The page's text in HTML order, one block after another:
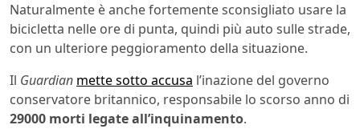
Naturalmente è anche fortemente sconsigliato usare la
bicicletta nelle ore di punta, quindi più auto sulle strade,
con un ulteriore peggioramento della situazione.
Il Guardian mette sotto accusa l’inazione del governo
conservatore britannico, responsabile lo scorso anno di
29000 morti legate all’inquinamento.